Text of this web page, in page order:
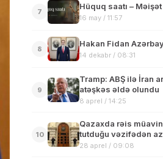
7
Hüquq saatı – Məişət
16 may / 11:57
8
Hakan Fidan
14 dekabr / 08:31
9
Tramp: ABŞ ilə İran
atəşkəs əldə olundu
8 aprel / 14:25
10
Qazaxda rəis
tutduğu vəzifədən
28 aprel / 09:08